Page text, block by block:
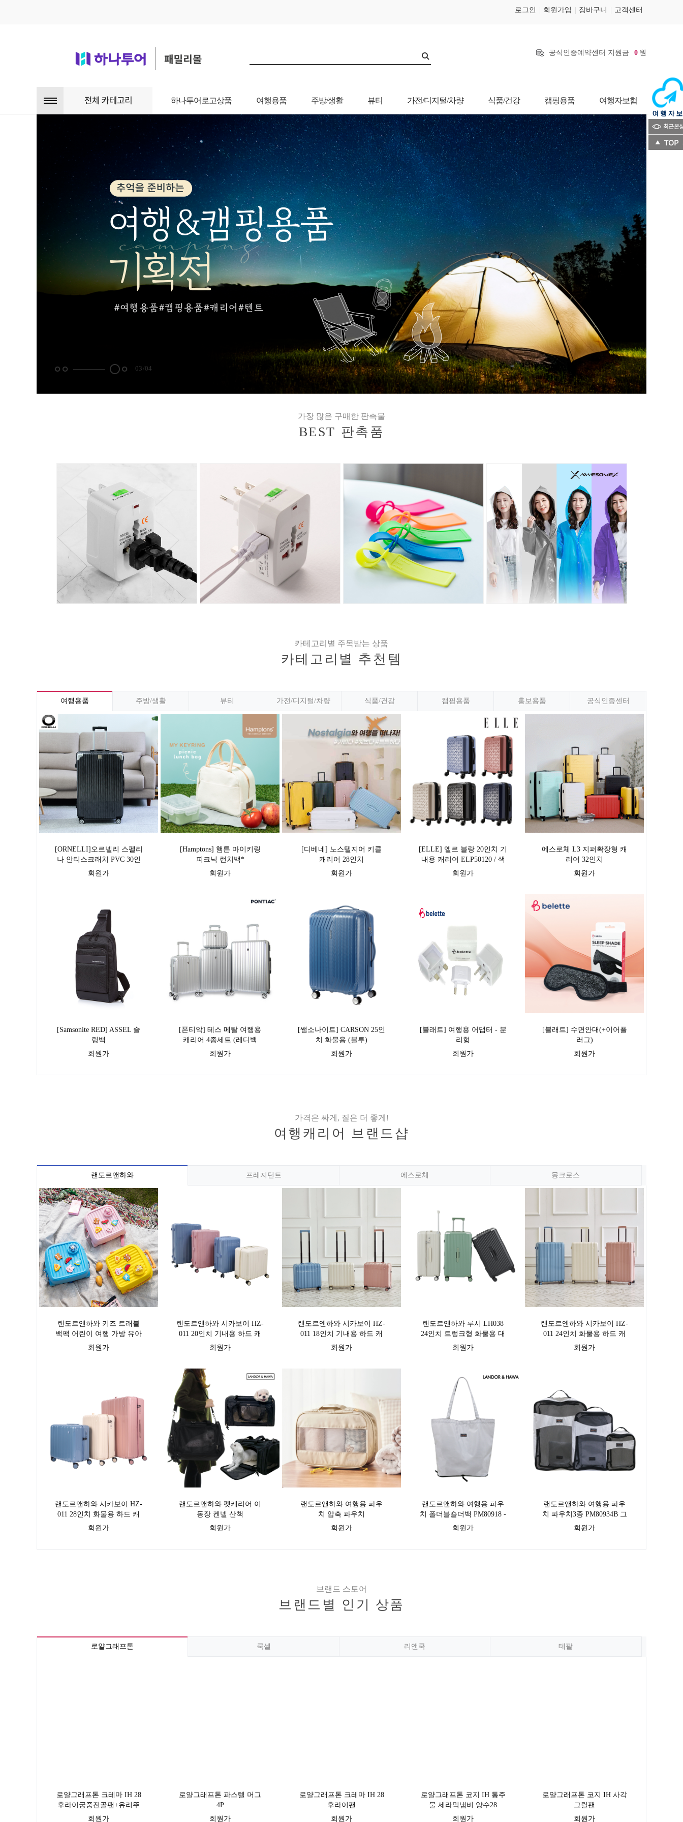
로그인 회원가입 장바구니 고객센터
공식인증예약센터 지원금 0 원
하나투어로고상품 여행용품 주방/생활 뷰티 가전/디지털/차량 식품/건강 캠핑용품 여행자보험
04/04
가장 많은 구매한 판촉물
BEST 판촉품
카테고리별 주목받는 상품
카테고리별 추천템
여행용품 주방/생활 뷰티 가전/디지털/차량 식품/건강 캠핑용품 홍보용품 공식인증센터
[ORNELLI]오르넬리 스펠리
나 안티스크래치 PVC 30인
치 화물용 캐리어
회원가
[Hamptons] 햄튼 마이키링
피크닉 런치백*
회원가
[디베네] 노스텔지어 키클
캐리어 28인치
회원가
[ELLE] 엘르 블랑 20인치 기
내용 캐리어 ELP50120 / 색
상 택1
회원가
에스로체 L3 지퍼확장형 캐
리어 32인치
회원가
[Samsonite RED] ASSEL 슬
링백
회원가
[폰티악] 테스 메탈 여행용
캐리어 4종세트 (레디백
+20+24+28인치)
회원가
[쌤소나이트] CARSON 25인
치 화물용 (블루)
회원가
[블래트] 여행용 어댑터 - 분
리형
회원가
[블래트] 수면안대(+이어플
러그)
회원가
가격은 싸게, 질은 더 좋게!
여행캐리어 브랜드샵
랜도르앤하와 프레지던트 에스로체 몽크로스
랜도르앤하와 키즈 트래블
백팩 어린이 여행 가방 유아
배낭 유치원 가방
회원가
랜도르앤하와 시카보이 HZ-
011 20인치 기내용 하드 캐
리어
회원가
랜도르앤하와 시카보이 HZ-
011 18인치 기내용 하드 캐
리어
회원가
랜도르앤하와 루시 LH038
24인치 트렁크형 화물용 대
형캐리어
회원가
랜도르앤하와 시카보이 HZ-
011 24인치 화물용 하드 캐
리어 중형
회원가
랜도르앤하와 시카보이 HZ-
011 28인치 화물용 하드 캐
리어 대형
회원가
랜도르앤하와 펫캐리어 이
동장 켄넬 산책
회원가
랜도르앤하와 여행용 파우
치 압축 파우치
회원가
랜도르앤하와 여행용 파우
치 폴더블숄더백 PM80918 -
그레이 색상
회원가
랜도르앤하와 여행용 파우
치 파우치3종 PM80934B 그
레이색상
회원가
브랜드 스토어
브랜드별 인기 상품
로얄그래프톤 쿡셀 리앤쿡 테팔
로얄그래프톤 크레마 IH 28
후라이궁중전골팬+유리뚜
껑 3P
회원가
로얄그래프톤 파스텔 머그
4P
회원가
로얄그래프톤 크레마 IH 28
후라이팬
회원가
로얄그래프톤 코지 IH 통주
물 세라믹냄비 양수28
회원가
로얄그래프톤 코지 IH 사각
그릴팬
회원가